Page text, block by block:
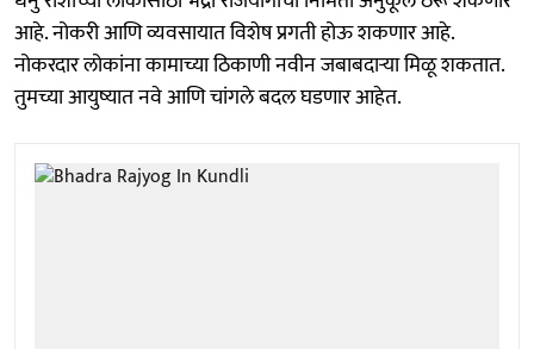
आहे. नोकरी आणि व्यवसायात विशेष प्रगती होऊ शकणार आहे.
नोकरदार लोकांना कामाच्या ठिकाणी नवीन जबाबदाऱ्या मिळू शकतात.
तुमच्या आयुष्यात नवे आणि चांगले बदल घडणार आहेत.